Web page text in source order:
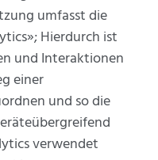
umfasst die
Hierdurch ist
und Interaktionen
einer
und so die
verwendet